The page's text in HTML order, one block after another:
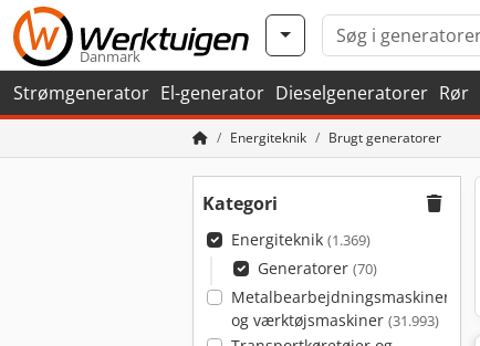
Danmark
Strømgenerator El-generator Dieselgeneratorer Rør
Energiteknik Brugt generatorer
Kategori
Energiteknik (1.369)
Generatorer (70)
Metalbearbejdningsmaskiner
og værktøjsmaskiner (31.993)